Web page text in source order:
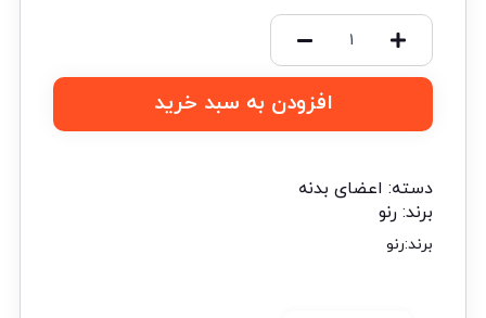
افزودن به سبد خرید
دسته: اعضای بدنه
برند: رنو
برند:رنو